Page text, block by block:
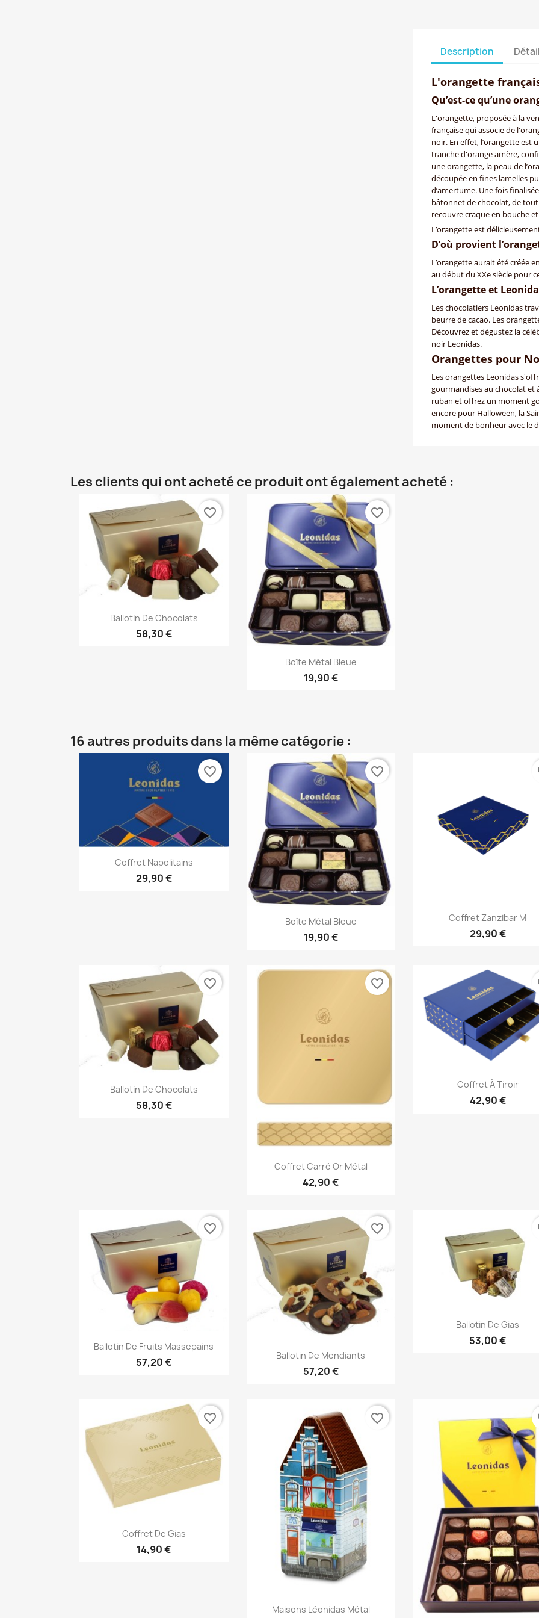
Description
L'orangette
Qu’est-ce qu’une
L'orangette, proposée à la
française qui associe de
noir. En effet, l’orangette est
tranche d'orange amère,
une orangette, la peau de
découpée en fines lamelles
d’amertume. Une fois
bâtonnet de chocolat, de
recouvre craque en bouche
L’orangette est
D’où provient
L’orangette aurait été créée
au début du XXe siècle pour
L’orangette et
Les chocolatiers Leonidas
beurre de cacao. Les
Découvrez et dégustez la
noir Leonidas.
Orangettes pour
Les orangettes Leonidas
gourmandises au chocolat et
ruban et offrez un moment
encore pour Halloween, la
moment de bonheur avec le
Les clients qui ont acheté ce produit ont également acheté :
Aperçu rapide
Ballotin De Chocolats
58,30 €
favorite_border
Aperçu rapide
Boîte Métal Bleue
19,90 €
favorite_border
16 autres produits dans la même catégorie :
Aperçu rapide
Coffret Napolitains
29,90 €
favorite_border
Aperçu rapide
Boîte Métal Bleue
19,90 €
favorite_border
Aperçu rapide
Coffret Zanzibar M
29,90 €
Aperçu rapide
Ballotin De Chocolats
58,30 €
favorite_border
Aperçu rapide
Coffret Carré Or Métal
42,90 €
favorite_border
Aperçu rapide
Coffret À Tiroir
42,90 €
Aperçu rapide
Ballotin De Fruits Massepains
57,20 €
favorite_border
Aperçu rapide
Ballotin De Mendiants
57,20 €
favorite_border
Aperçu rapide
Ballotin De Gias
53,00 €
Aperçu rapide
Coffret De Gias
14,90 €
favorite_border
Aperçu rapide
Maisons Léonidas Métal
favorite_border